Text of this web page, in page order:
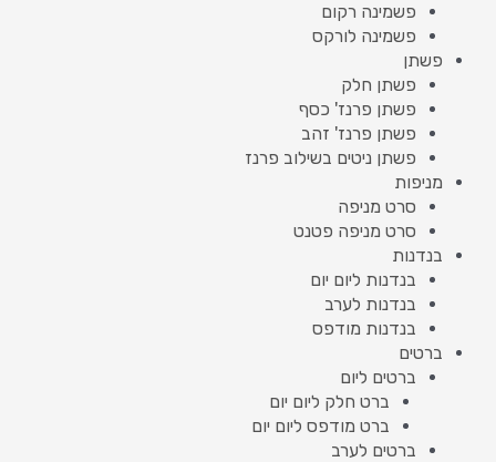
פשמינה רקום
פשמינה לורקס
פשתן
פשתן חלק
פשתן פרנז' כסף
פשתן פרנז' זהב
פשתן ניטים בשילוב פרנז
מניפות
סרט מניפה
סרט מניפה פטנט
בנדנות
בנדנות ליום יום
בנדנות לערב
בנדנות מודפס
ברטים
ברטים ליום
ברט חלק ליום יום
ברט מודפס ליום יום
ברטים לערב